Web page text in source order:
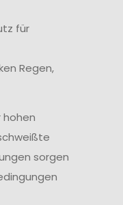
für
Regen,
sorgen